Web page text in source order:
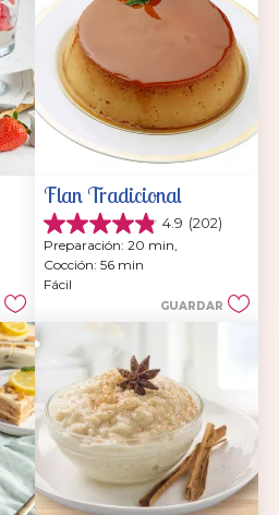
Flan Tradicional
4.9 (202)
4.9
de
5
estrellas.
reseñas
Preparación: 20 min,
Cocción: 56 min
Fácil
GUARDAR